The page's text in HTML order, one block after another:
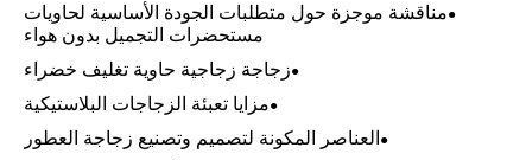
مناقشة موجزة حول متطلبات الجودة الأساسية لحاويات
مستحضرات التجميل بدون هواء
زجاجة زجاجية حاوية تغليف خضراء
مزايا تعبئة الزجاجات البلاستيكية
العناصر المكونة لتصميم وتصنيع زجاجة العطور